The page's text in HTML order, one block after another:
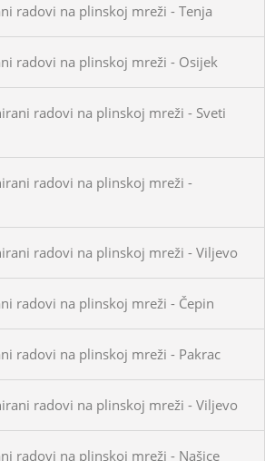
radovi na plinskoj mreži - Tenja
radovi na plinskoj mreži - Osijek
radovi na plinskoj mreži - Sveti
radovi na plinskoj mreži -
radovi na plinskoj mreži - Viljevo
radovi na plinskoj mreži - Čepin
radovi na plinskoj mreži - Pakrac
radovi na plinskoj mreži - Viljevo
radovi na plinskoj mreži - Našice